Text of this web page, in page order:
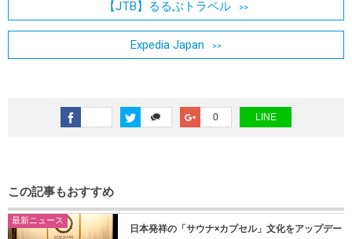
【JTB】るるぶトラベル
Expedia Japan
0 LINE
この記事もおすすめ
最新ニュース
日本発祥の「サウナ×カプセル」文化をアップデー